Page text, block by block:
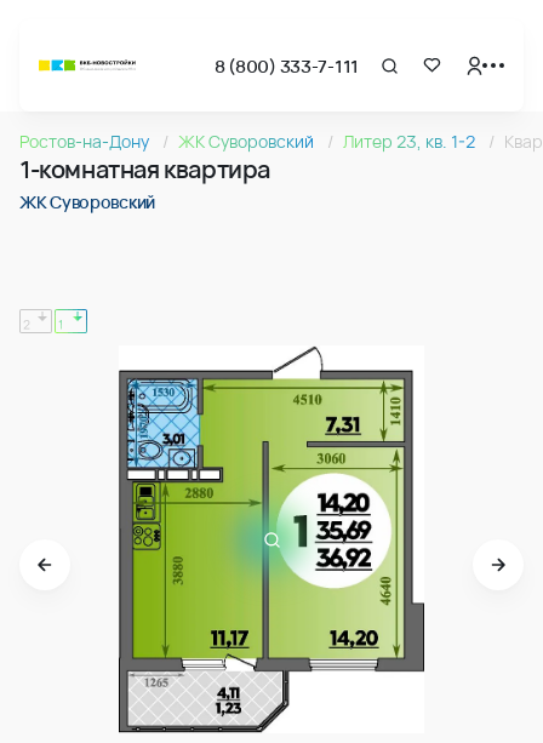
8 (800) 333-7-111
Квартира № 117 в ЖК Суворовский : подъезд 1, этаж 13,
1-комнатная квартира 36.92м2 в ЖК Суворовский, №117
1-комнатная квартира 36.92м2 в ЖК Суворовский, №117
Ростов-на-Дону ЖК Суворовский Литер 23, кв. 1-2
1-комнатная квартира
ЖК Суворовский